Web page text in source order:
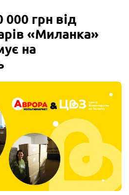
000 грн від
«Миланка»
на